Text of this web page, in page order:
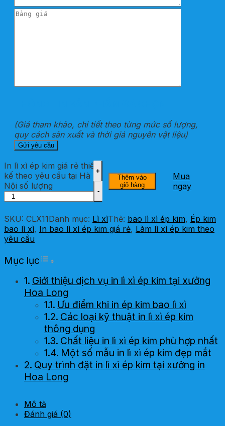
(Giá tham khảo, chi tiết theo từng mức số lượng,
quy cách sản xuất và thời giá nguyên vật liệu)
In lì xì ép kim giá rẻ thiết
kế theo yêu cầu tại Hà
Nội số lượng
Thêm vào
giỏ hàng
Mua
ngay
SKU: CLX11Danh mục: Lì xìThẻ: bao lì xì ép kim, Ép kim
bao lì xì, In bao lì xì ép kim giá rẻ, Làm lì xì ép kim theo
yêu cầu
Mục lục Toggle Table of Content
Giới thiệu dịch vụ in lì xì ép kim tại xưởng
Hoa Long
Ưu điểm khi in ép kim bao lì xì
Các loại kỹ thuật in lì xì ép kim
thông dụng
Chất liệu in lì xì ép kim phù hợp nhất
Một số mẫu in lì xì ép kim đẹp mắt
Quy trình đặt in lì xì ép kim tại xưởng in
Hoa Long
Mô tả
Đánh giá (0)